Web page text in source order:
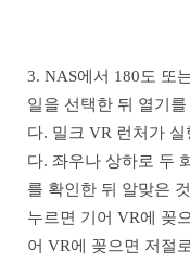
3. NAS에서 180도 또
일을 선택한 뒤 열기
다. 밀크 VR 런처가
다. 좌우나 상하로 두
를 확인한 뒤 알맞은
누르면 기어 VR에 꽂
어 VR에 꽂으면 저절